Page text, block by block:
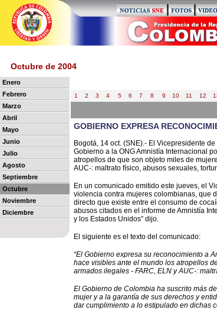
Octubre de 2004
Enero
Febrero
Marzo
Abril
Mayo
Junio
Julio
Agosto
Septiembre
Octubre
Noviembre
Diciembre
1 2 3 4 5 6 7 8 9 10 11 12
GOBIERNO EXPRESA
Bogotá, 14 oct. (SNE).- El Vicepresidente
Gobierno a la ONG Amnistía Internacional
atropellos de que son objeto miles de
AUC-: maltrato físico, abusos sexuales,
En un comunicado emitido este jueves, el
violencia contra mujeres colombianas, que
directo que existe entre el consumo de
abusos citados en el informe de Amnistía
y los Estados Unidos” dijo.
El siguiente es el texto del comunicado:
“El Gobierno expresa su reconocimiento a
hace visibles ante el mundo los atropellos
armados ilegales - FARC, ELN y AUC-:
El Gobierno de Colombia ha suscrito más
mujer y a la garantía de sus derechos y
dar cumplimiento a lo estipulado en dichas